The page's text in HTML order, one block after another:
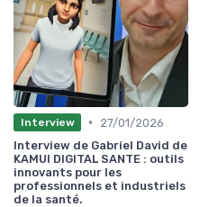
Interview •
27/01/2026
Interview de Gabriel David de
KAMUI DIGITAL SANTE : outils
innovants pour les
professionnels et industriels
de la santé.